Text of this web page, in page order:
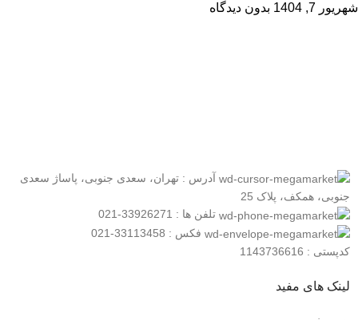
شهریور 7, 1404 بدون دیدگاه
آدرس : تهران، سعدی جنوبی، پاساژ سعدی
جنوبی، همکف، پلاک 25
تلفن ها : 33926271-021
فکس : 33113458-021
کدپستی : 1143736616
لینک های مفید